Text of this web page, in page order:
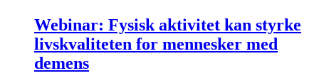
Webinar: Fysisk aktivitet kan styrke
livskvaliteten for mennesker med
demens